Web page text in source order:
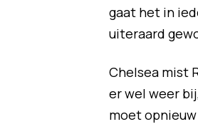
gaat het in
uiteraard
Chelsea mist
er wel weer
moet